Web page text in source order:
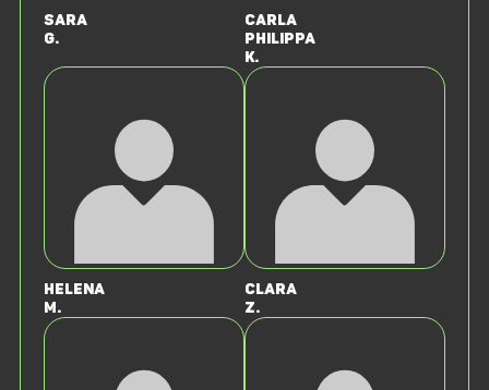
Sara
G.
Carla
Philippa
K.
Helena
M.
Clara
Z.